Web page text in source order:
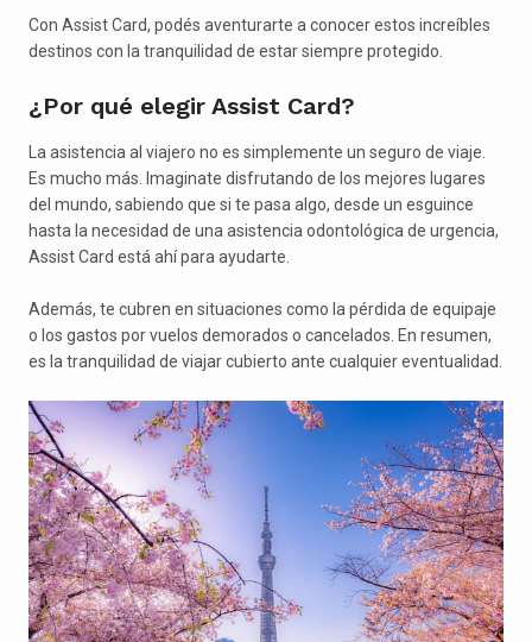
Con Assist Card, podés aventurarte a conocer estos increíbles
destinos con la tranquilidad de estar siempre protegido.
¿Por qué elegir Assist Card?
La asistencia al viajero no es simplemente un seguro de viaje.
Es mucho más. Imaginate disfrutando de los mejores lugares
del mundo, sabiendo que si te pasa algo, desde un esguince
hasta la necesidad de una asistencia odontológica de urgencia,
Assist Card está ahí para ayudarte.
Además, te cubren en situaciones como la pérdida de equipaje
o los gastos por vuelos demorados o cancelados. En resumen,
es la tranquilidad de viajar cubierto ante cualquier eventualidad.